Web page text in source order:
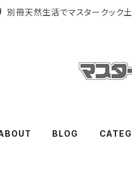
別冊天然生活でマスタークック
BLOG